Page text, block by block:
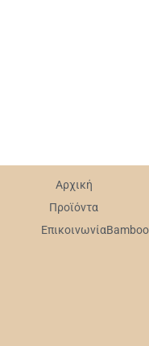
Αρχική
Προϊόντα
Επικοινωνία